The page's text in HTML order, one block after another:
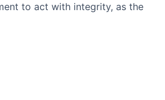
to act with integrity, as the